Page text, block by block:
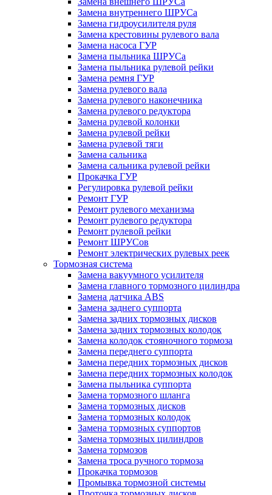
Замена внутреннего ШРУСа
Замена гидроусилителя руля
Замена крестовины рулевого вала
Замена насоса ГУР
Замена пыльника ШРУСа
Замена пыльника рулевой рейки
Замена ремня ГУР
Замена рулевого вала
Замена рулевого наконечника
Замена рулевого редуктора
Замена рулевой колонки
Замена рулевой рейки
Замена рулевой тяги
Замена сальника
Замена сальника рулевой рейки
Прокачка ГУР
Регулировка рулевой рейки
Ремонт ГУР
Ремонт рулевого механизма
Ремонт рулевого редуктора
Ремонт рулевой рейки
Ремонт ШРУСов
Ремонт электрических рулевых реек
Тормозная система
Замена вакуумного усилителя
Замена главного тормозного цилиндра
Замена датчика ABS
Замена заднего суппорта
Замена задних тормозных дисков
Замена задних тормозных колодок
Замена колодок стояночного тормоза
Замена переднего суппорта
Замена передних тормозных дисков
Замена передних тормозных колодок
Замена пыльника суппорта
Замена тормозного шланга
Замена тормозных дисков
Замена тормозных колодок
Замена тормозных суппортов
Замена тормозных цилиндров
Замена тормозов
Замена троса ручного тормоза
Прокачка тормозов
Промывка тормозной системы